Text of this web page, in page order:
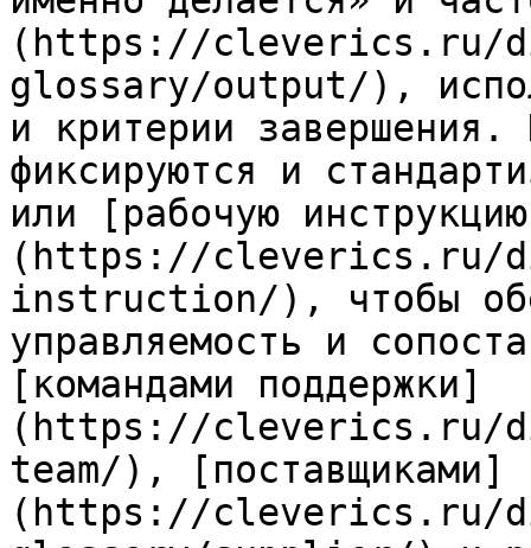
(https://cleverics.ru/
glossary/output/),
и критерии завершения.
фиксируются и
или [рабочую
(https://cleverics.ru/
instruction/), чтобы
управляемость и
[командами поддержки]
(https://cleverics.ru/
team/), [поставщиками]
(https://cleverics.ru/